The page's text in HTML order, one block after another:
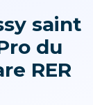
saint
du
RER